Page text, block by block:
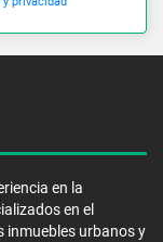
en la
en el
inmuebles urbanos y